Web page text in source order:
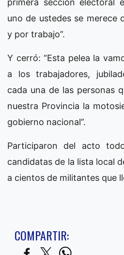
primera sección electoral
uno de ustedes se merece
y por trabajo”.
Y cerró: “Esta pelea la
a los trabajadores,
cada una de las personas
nuestra Provincia la
gobierno nacional”.
Participaron del acto
candidatas de la lista local
a cientos de militantes que
COMPARTIR: